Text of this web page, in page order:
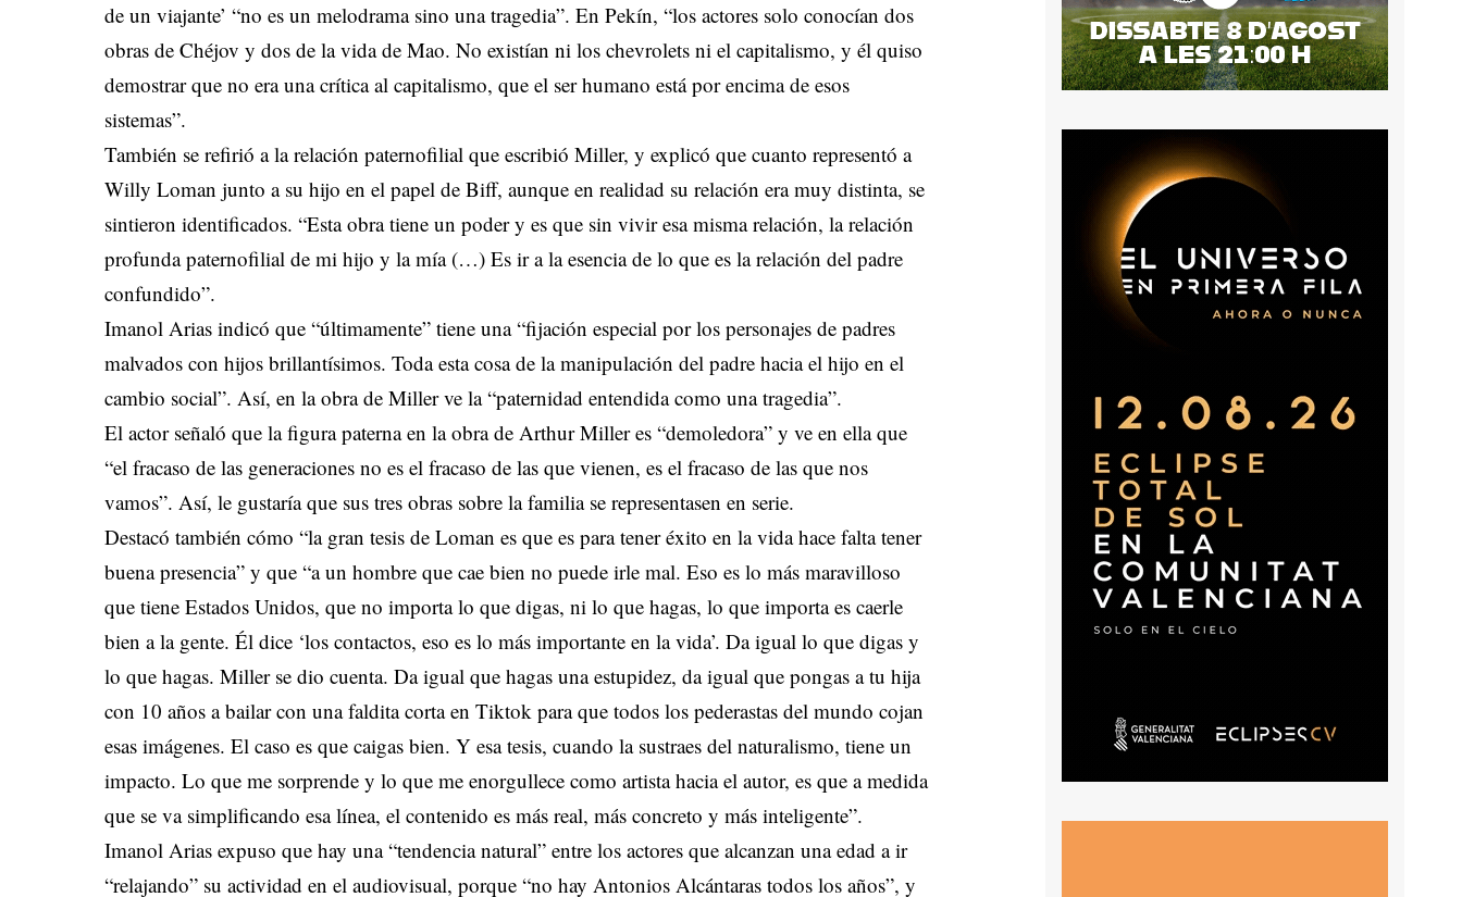
de un viajante’ “no es un melodrama sino una tragedia”. En Pekín, “los actores solo conocían dos
obras de Chéjov y dos de la vida de Mao. No existían ni los chevrolets ni el capitalismo, y él quiso
demostrar que no era una crítica al capitalismo, que el ser humano está por encima de esos
sistemas”.
También se refirió a la relación paternofilial que escribió Miller, y explicó que cuanto representó a
Willy Loman junto a su hijo en el papel de Biff, aunque en realidad su relación era muy distinta, se
sintieron identificados. “Esta obra tiene un poder y es que sin vivir esa misma relación, la relación
profunda paternofilial de mi hijo y la mía (…) Es ir a la esencia de lo que es la relación del padre
confundido”.
Imanol Arias indicó que “últimamente” tiene una “fijación especial por los personajes de padres
malvados con hijos brillantísimos. Toda esta cosa de la manipulación del padre hacia el hijo en el
cambio social”. Así, en la obra de Miller ve la “paternidad entendida como una tragedia”.
El actor señaló que la figura paterna en la obra de Arthur Miller es “demoledora” y ve en ella que
“el fracaso de las generaciones no es el fracaso de las que vienen, es el fracaso de las que nos
vamos”. Así, le gustaría que sus tres obras sobre la familia se representasen en serie.
Destacó también cómo “la gran tesis de Loman es que es para tener éxito en la vida hace falta tener
buena presencia” y que “a un hombre que cae bien no puede irle mal. Eso es lo más maravilloso
que tiene Estados Unidos, que no importa lo que digas, ni lo que hagas, lo que importa es caerle
bien a la gente. Él dice ‘los contactos, eso es lo más importante en la vida’. Da igual lo que digas y
lo que hagas. Miller se dio cuenta. Da igual que hagas una estupidez, da igual que pongas a tu hija
con 10 años a bailar con una faldita corta en Tiktok para que todos los pederastas del mundo cojan
esas imágenes. El caso es que caigas bien. Y esa tesis, cuando la sustraes del naturalismo, tiene un
impacto. Lo que me sorprende y lo que me enorgullece como artista hacia el autor, es que a medida
que se va simplificando esa línea, el contenido es más real, más concreto y más inteligente”.
Imanol Arias expuso que hay una “tendencia natural” entre los actores que alcanzan una edad a ir
“relajando” su actividad en el audiovisual, porque “no hay Antonios Alcántaras todos los años”, y